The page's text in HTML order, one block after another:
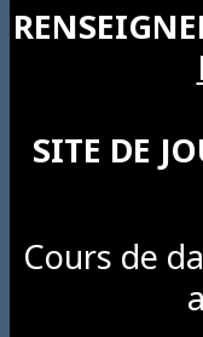
SITE DE
Cours de